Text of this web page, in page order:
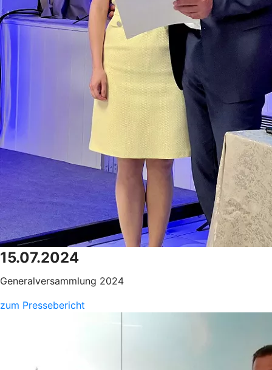
15.07.2024
Generalversammlung 2024
zum Pressebericht